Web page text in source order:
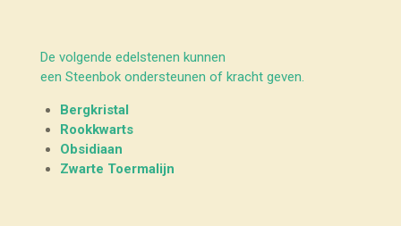
De volgende edelstenen kunnen
een Steenbok ondersteunen of kracht geven.
Bergkristal
Rookkwarts
Obsidiaan
Zwarte Toermalijn